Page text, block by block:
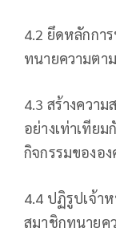
4.2 ยึดหลักกา
ทนายความตา
4.3 สร้างควา
อย่างเท่าเทีย
กิจกรรมของอ
4.4 ปฏิรูปเจ้า
สมาชิกทนาย